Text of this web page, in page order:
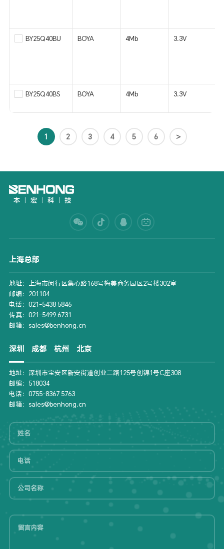
BY25Q40BU BOYA 4Mb 3.3V
BY25Q40BS BOYA 4Mb 3.3V
1 2 3 4 5 6 >
上海总部
地址：上海市闵行区集心路168号梅美商务园区2号楼302室
邮编：201104
电话：021-5438 5846
传真：021-5499 6731
邮箱：sales@benhong.cn
深圳 成都 杭州 北京
地址：深圳市宝安区新安街道创业二路125号创锦1号C座308
邮编：518034
电话：0755-8367 5763
邮箱：sales@benhong.cn